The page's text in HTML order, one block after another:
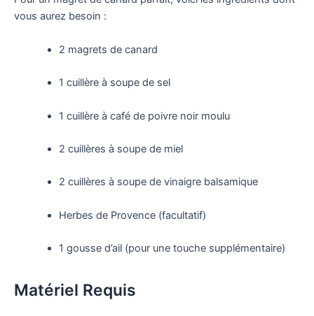
vous aurez besoin :
2 magrets de canard
1 cuillère à soupe de sel
1 cuillère à café de poivre noir moulu
2 cuillères à soupe de miel
2 cuillères à soupe de vinaigre balsamique
Herbes de Provence (facultatif)
1 gousse d’ail (pour une touche supplémentaire)
Matériel Requis